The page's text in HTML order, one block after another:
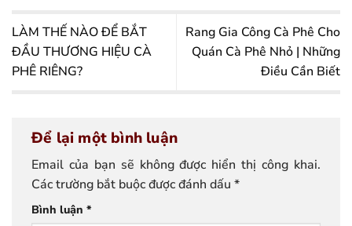
LÀM THẾ NÀO ĐỂ BẮT
ĐẦU THƯƠNG HIỆU CÀ
PHÊ RIÊNG?
Rang Gia Công Cà Phê Cho
Quán Cà Phê Nhỏ | Những
Điều Cần Biết
Để lại một bình luận
Email của bạn sẽ không được hiển thị công khai.
Các trường bắt buộc được đánh dấu *
Bình luận *